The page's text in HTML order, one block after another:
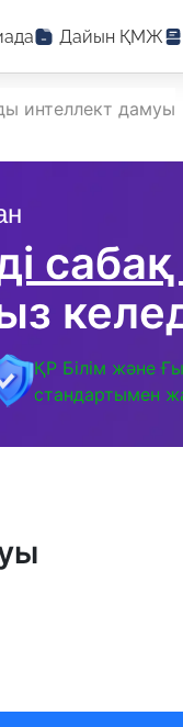
Дайын ҚМЖ
ҚР Білім және
стандартымен
интеллект дамуы